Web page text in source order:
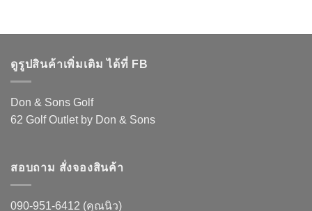
ดูรูปสินค้าเพิ่มเติม ได้ที่ FB
Don & Sons Golf
62 Golf Outlet by Don & Sons
สอบถาม สั่งจองสินค้า
090-951-6412 (คุณนิว)